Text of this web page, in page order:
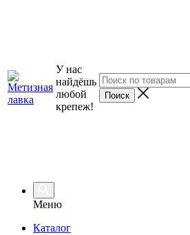
У нас
найдёшь
любой
крепеж!
Меню
Каталог